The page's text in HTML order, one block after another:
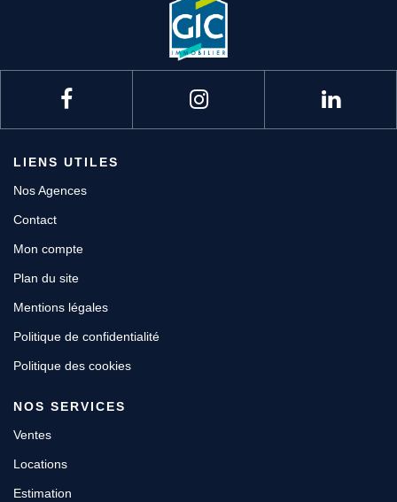
LIENS UTILES
Nos Agences
Contact
Mon compte
Plan du site
Mentions légales
Politique de confidentialité
Politique des cookies
NOS SERVICES
Ventes
Locations
Estimation